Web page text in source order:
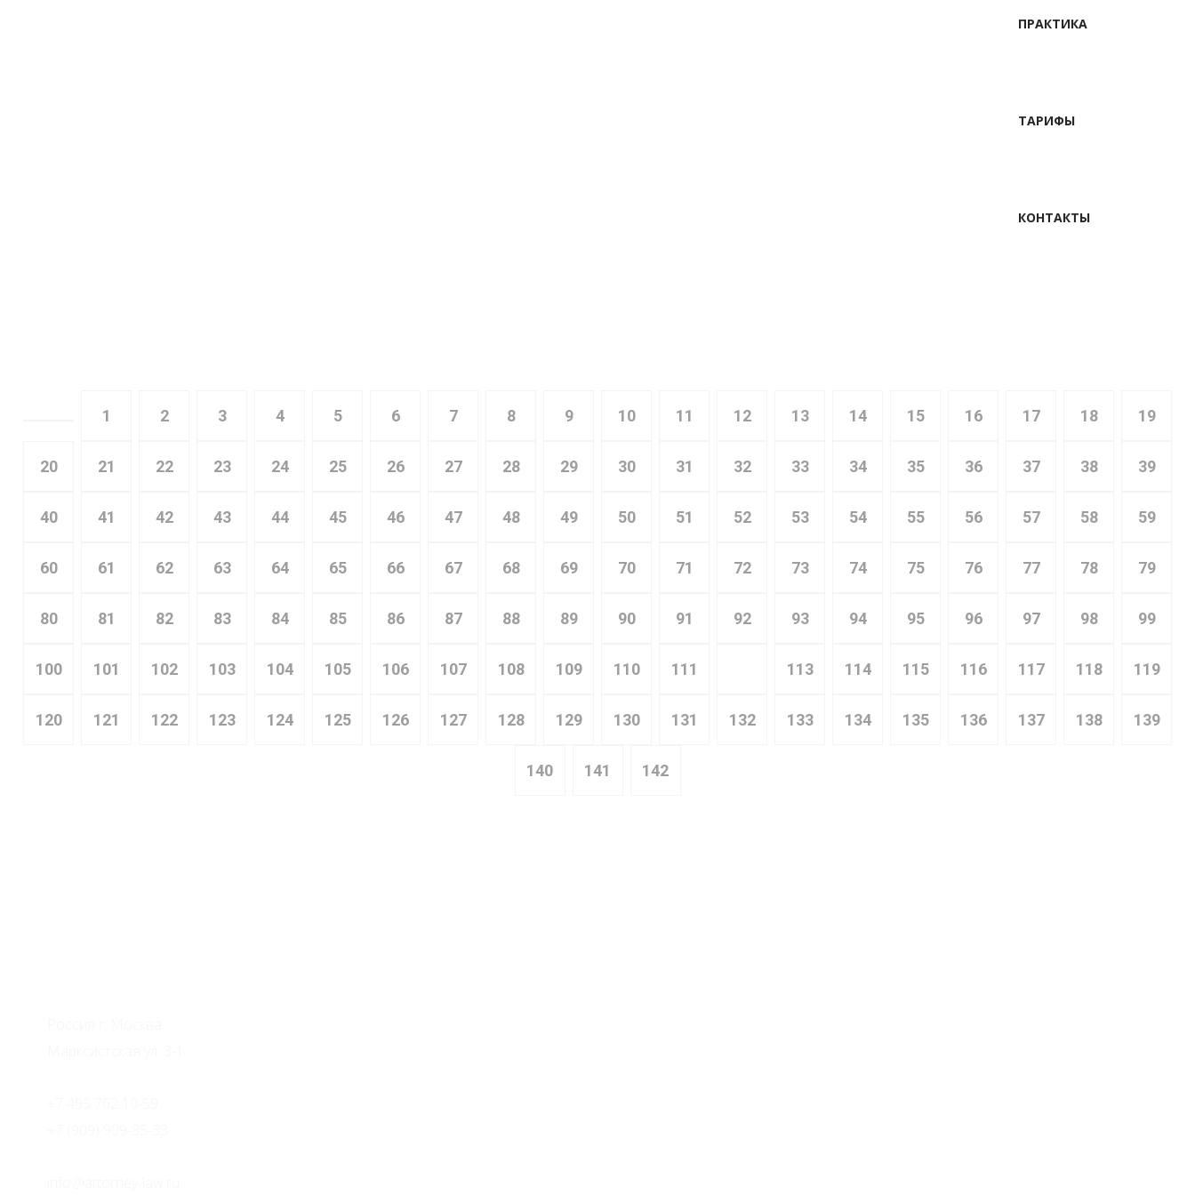
ПРАКТИКА
ТАРИФЫ
КОНТАКТЫ
1 2 3 4 5 6 7 8 9 10 11 12 13 14 15 16 17 18 19
20 21 22 23 24 25 26 27 28 29 30 31 32 33 34 35 36 37 38 39
40 41 42 43 44 45 46 47 48 49 50 51 52 53 54 55 56 57 58 59
60 61 62 63 64 65 66 67 68 69 70 71 72 73 74 75 76 77 78 79
80 81 82 83 84 85 86 87 88 89 90 91 92 93 94 95 96 97 98 99
100 101 102 103 104 105 106 107 108 109 110 111 113 114 115 116 117 118 119
120 121 122 123 124 125 126 127 128 129 130 131 132 133 134 135 136 137 138 139
140 141 142